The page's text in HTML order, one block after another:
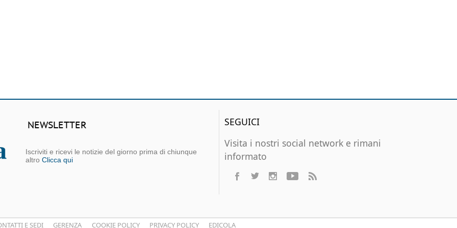
NEWSLETTER
Iscriviti e ricevi le notizie del giorno prima di chiunque
altro Clicca qui
SEGUICI
Visita i nostri social network e rimani
informato
E SEDI GERENZA COOKIE POLICY PRIVACY POLICY EDICOLA